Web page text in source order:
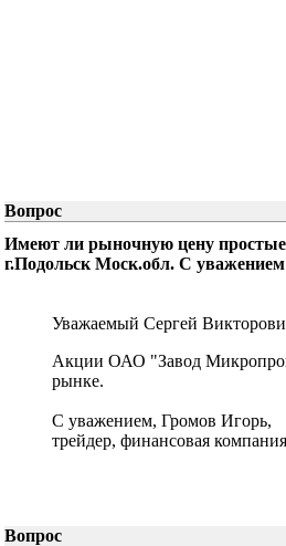
Вопрос
Имеют ли рыночную цену
г.Подольск Моск.обл. С
Уважаемый Сергей
Акции ОАО "Завод
рынке.
С уважением, Громов Игорь,
трейдер, финансовая
Вопрос